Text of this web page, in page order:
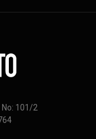
101/2